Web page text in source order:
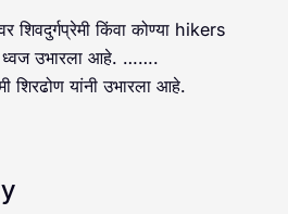
शिवदुर्गप्रेमी किंवा कोण्या hikers
ध्वज उभारला आहे. …….
शिरढोण यांनी उभारला आहे.